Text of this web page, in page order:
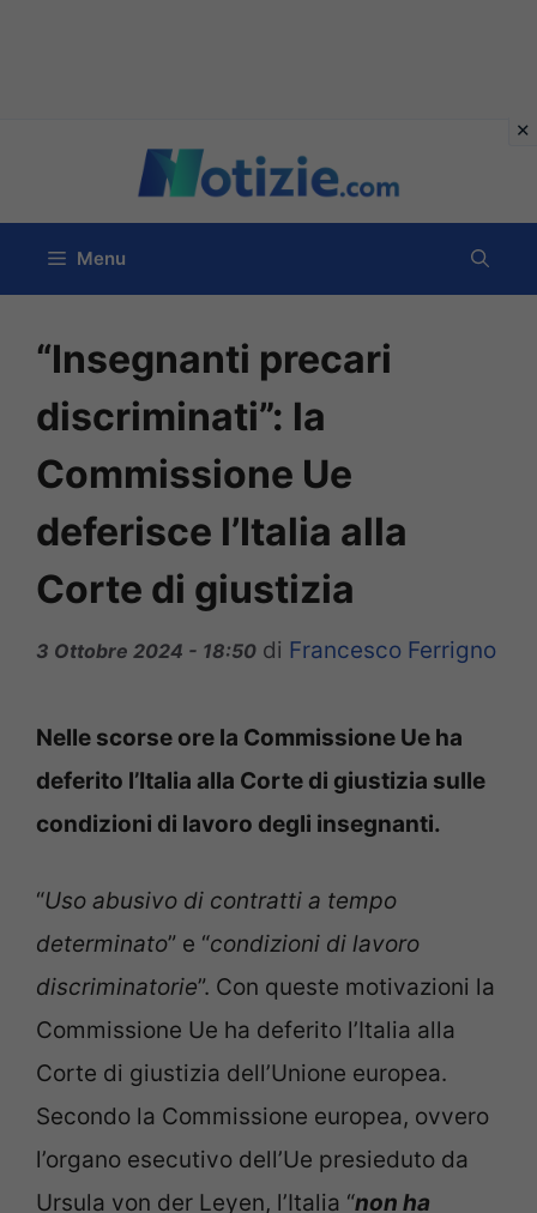
contenuto
Menu
“Insegnanti precari
discriminati”: la
Commissione Ue
deferisce l’Italia alla
Corte di giustizia
3 Ottobre 2024 - 18:50 di Francesco Ferrigno
Nelle scorse ore la Commissione Ue ha
deferito l’Italia alla Corte di giustizia sulle
condizioni di lavoro degli insegnanti.
“Uso abusivo di contratti a tempo
determinato” e “condizioni di lavoro
discriminatorie”. Con queste motivazioni la
Commissione Ue ha deferito l’Italia alla
Corte di giustizia dell’Unione europea.
Secondo la Commissione europea, ovvero
l’organo esecutivo dell’Ue presieduto da
Ursula von der Leyen, l’Italia “non ha